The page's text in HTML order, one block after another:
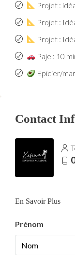
Projet :
Projet :
Projet :
Paje : 10
Epicier/
Contact
En Savoir Plus
Prénom